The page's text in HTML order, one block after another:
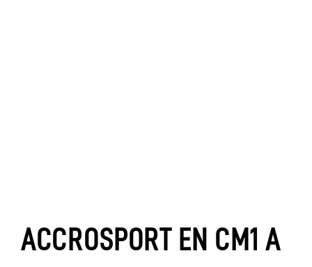
ACCROSPORT EN CM1 A